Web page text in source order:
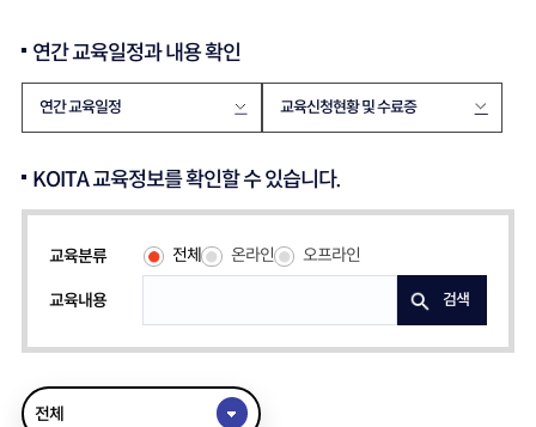
연간 교육일정과 내용 확인
연간 교육일정 교육신청현황 및 수료증
KOITA 교육정보를 확인할 수 있습니다.
교육분류 전체 온라인 오프라인
교육내용 검색
전체